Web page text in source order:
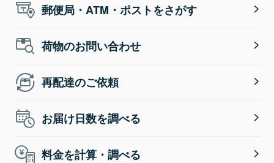
郵便局・ATM・ポストをさがす
荷物のお問い合わせ
再配達のご依頼
お届け日数を調べる
料金を計算・調べる